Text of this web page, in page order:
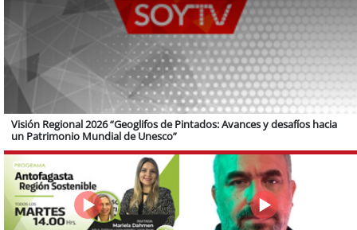
Visión Regional 2026 “Geoglifos de Pintados: Avances y desafíos hacia
un Patrimonio Mundial de Unesco”